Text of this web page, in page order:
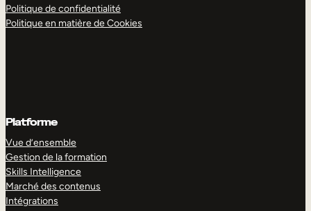
Politique de confidentialité
Politique en matière de Cookies
Platforme
Vue d’ensemble
Gestion de la formation
Skills Intelligence
Marché des contenus
Intégrations